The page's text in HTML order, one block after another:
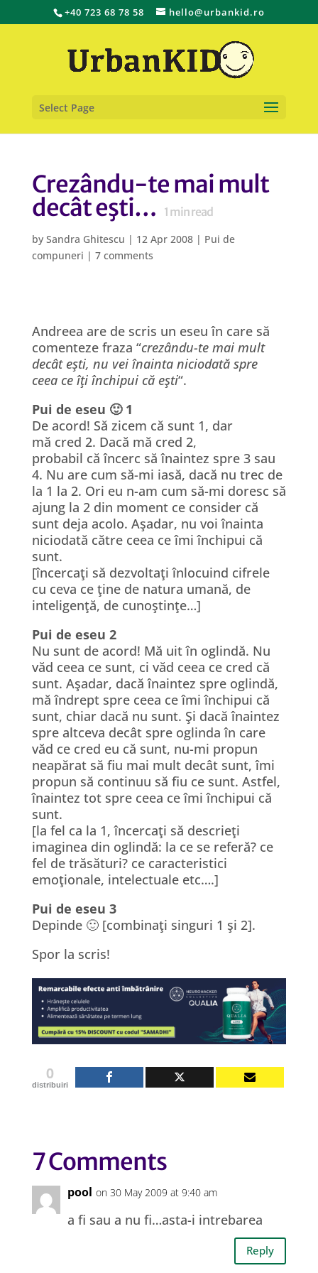
+40 723 68 78 58 hello@urbankid.ro
Select Page
Crezându-te mai mult
decât eşti…
1 min read
by Sandra Ghitescu | 12 Apr 2008| Pui de
compuneri | 7 comments
Andreea are de scris un eseu în care să
comenteze fraza “crezându-te mai mult
decât eşti, nu vei înainta niciodată spre
ceea ce îţi închipui că eşti“.
Pui de eseu 🙂 1
De acord! Să zicem că sunt 1, dar
mă cred 2. Dacă mă cred 2,
probabil că încerc să înaintez spre 3 sau
4. Nu are cum să-mi iasă, dacă nu trec de
la 1 la 2. Ori eu n-am cum să-mi doresc să
ajung la 2 din moment ce consider că
sunt deja acolo. Aşadar, nu voi înainta
niciodată către ceea ce îmi închipui că
sunt.
[încercaţi să dezvoltaţi înlocuind cifrele
cu ceva ce ţine de natura umană, de
inteligenţă, de cunoştinţe…]
Pui de eseu 2
Nu sunt de acord! Mă uit în oglindă. Nu
văd ceea ce sunt, ci văd ceea ce cred că
sunt. Aşadar, dacă înaintez spre oglindă,
mă îndrept spre ceea ce îmi închipui că
sunt, chiar dacă nu sunt. Şi dacă înaintez
spre altceva decât spre oglinda în care
văd ce cred eu că sunt, nu-mi propun
neapărat să fiu mai mult decât sunt, îmi
propun să continuu să fiu ce sunt. Astfel,
înaintez tot spre ceea ce îmi închipui că
sunt.
[la fel ca la 1, încercaţi să descrieţi
imaginea din oglindă: la ce se referă? ce
fel de trăsături? ce caracteristici
emoţionale, intelectuale etc….]
Pui de eseu 3
Depinde 🙂 [combinaţi singuri 1 şi 2].
Spor la scris!
0
distribuiri
7 Comments
pool on 30 May 2009 at 9:40 am
a fi sau a nu fi…asta-i intrebarea
Reply